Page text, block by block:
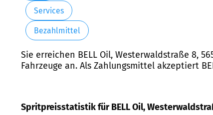
Sonntag:
Services
Bezahlmittel
Sie erreichen BELL Oil, Westerwaldstraße 8,
Fahrzeuge an. Als Zahlungsmittel akzeptiert
Spritpreisstatistik für BELL Oil,